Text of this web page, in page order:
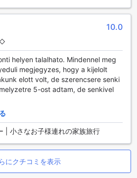
、リラックスした雰囲気の中で、友
間を過ごすための完璧な場所です。
かいサービスが、ゲストの皆様をお
を演出します。エデンセンター・ホ
。
客室の魅力
は、さまざまなスタイルの客室が用
ニーズに応じた快適な宿泊体験を提
スダブルルームは23平方メートルの
気の中でリラックスできる空間が魅
スキングルームは25平方メートルの
デラックススタジオは34平方メート
いスペースでの滞在を希望する方に
10.0
◇
helyen talalhato. Mindennel meg
megjegyzes, hogy a kijelolt
elott volt, de szerencsere senki
5-ost adtam, de senkivel
| 小さなお子様連れの家族旅行
にクチコミを表示